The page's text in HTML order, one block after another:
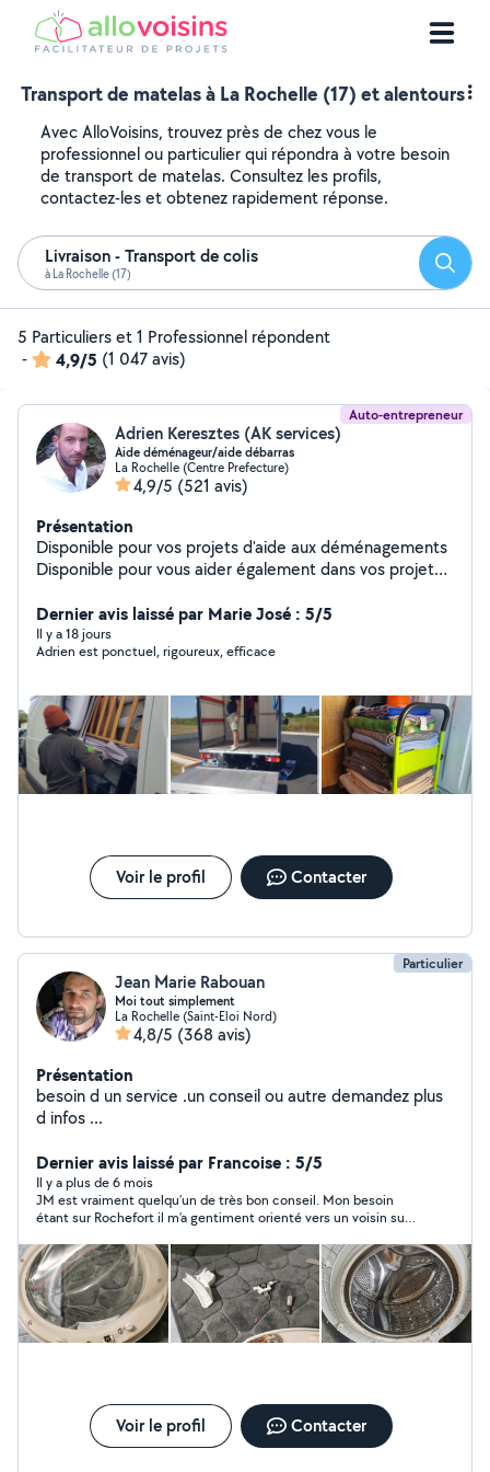
Transport de matelas à La Rochelle (17) et alentours
Avec AlloVoisins, trouvez près de chez vous le
professionnel ou particulier qui répondra à votre besoin
de transport de matelas. Consultez les profils,
contactez-les et obtenez rapidement réponse.
Livraison - Transport de colis
à La Rochelle (17)
5 Particuliers et 1 Professionnel répondent
-
4,9/5 (1 047 avis)
Auto-entrepreneur
Adrien Keresztes (AK services)
Aide déménageur/aide débarras
La Rochelle (Centre Prefecture)
4,9/5 (521 avis)
Présentation
Disponible pour vos projets d'aide aux déménagements
Disponible pour vous aider également dans vos projets
privée Tout le matériel disponible pour protection et
manutention.. Je vous trouverais une solution pour
éviter toutes contraintes Mes coordonnées
contacter directement
Dernier avis laissé par Marie José : 5/5
Il y a 18 jours
Adrien est ponctuel, rigoureux, efficace
Voir le profil Contacter
Particulier
Jean Marie Rabouan
Moi tout simplement
La Rochelle (Saint-Eloi Nord)
4,8/5 (368 avis)
Présentation
besoin d un service .un conseil ou autre demandez plus
d infos ...
Dernier avis laissé par Francoise : 5/5
Il y a plus de 6 mois
JM est vraiment quelqu’un de très bon conseil. Mon besoin
étant sur Rochefort il m’a gentiment orienté vers un voisin sur
j’avais trouvé une solution. Vraiment merci, et à bientôt car
bien sûr je referai appel à vous. Françoise
Voir le profil Contacter